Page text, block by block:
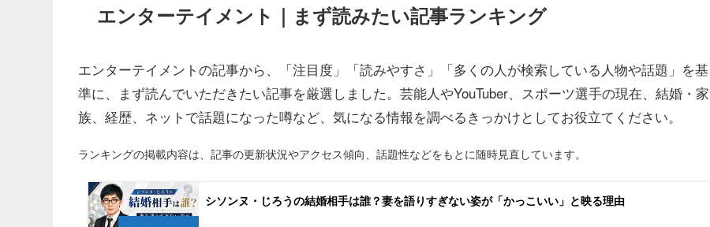
エンターテイメント｜まず読みたい記事ランキング
エンターテイメントの記事から、「注目度」「読みやすさ」「多くの人が検索している人物や話題」を基
準に、まず読んでいただきたい記事を厳選しました。芸能人やYouTuber、スポーツ選手の現在、結婚・家
族、経歴、ネットで話題になった噂など、気になる情報を調べるきっかけとしてお役立てください。
ランキングの掲載内容は、記事の更新状況やアクセス傾向、話題性などをもとに随時見直しています。
シソンヌ・じろうの結婚相手は誰？妻を語りすぎない姿が「かっこいい」と映る理由